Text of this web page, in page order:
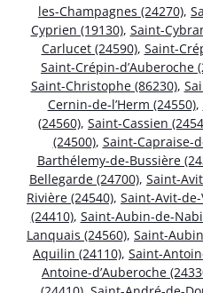
les-Champagnes (24270),
Cyprien (19130), Saint-
Carlucet (24590), Saint-
Saint-Crépin-d’Auberoche
Saint-Christophe (86230),
Cernin-de-l’Herm (24550),
(24560), Saint-Cassien
(24500), Saint-Capraise-
Barthélemy-de-Bussière
Bellegarde (24700), Saint-
Rivière (24540), Saint-Avit-
(24410), Saint-Aubin-de-
Lanquais (24560), Saint-
Aquilin (24110), Saint-
Antoine-d’Auberoche